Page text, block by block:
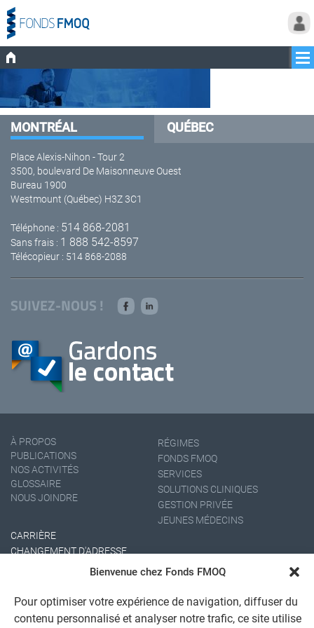
Bienvenue chez Fonds FMOQ
Pour optimiser votre expérience de navigation, diffuser du
contenu personnalisé et analyser notre trafic, ce site utilise
MONTRÉAL QUÉBEC
Place Alexis-Nihon - Tour 2
3500, boulevard De Maisonneuve Ouest
Bureau 1900
Westmount (Québec) H3Z 3C1
Téléphone : 514 868-2081
Sans frais : 1 888 542-8597
Télécopieur : 514 868-2088
SUIVEZ-NOUS !
À PROPOS
PUBLICATIONS
NOS ACTIVITÉS
GLOSSAIRE
NOUS JOINDRE
RÉGIMES
FONDS FMOQ
SERVICES
SOLUTIONS CLINIQUES
GESTION PRIVÉE
JEUNES MÉDECINS
CARRIÈRE
CHANGEMENT D'ADRESSE